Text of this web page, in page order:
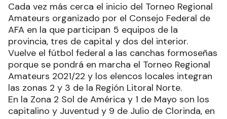
Cada vez más cerca el inicio del Torneo Regional
Amateurs organizado por el Consejo Federal de
AFA en la que participan 5 equipos de la
provincia, tres de capital y dos del interior.
Vuelve el fútbol federal a las canchas formoseñas
porque se pondrá en marcha el Torneo Regional
Amateurs 2021/22 y los elencos locales integran
las zonas 2 y 3 de la Región Litoral Norte.
En la Zona 2 Sol de América y 1 de Mayo son los
capitalino y Juventud y 9 de Julio de Clorinda, en